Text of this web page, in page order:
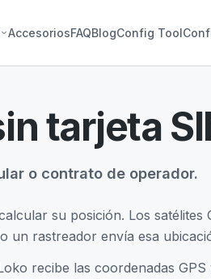
AccesoriosFAQBlogConfig Tool
tarjeta
o contrato de operador.
su posición. Los satélites
un rastreador envía esa
recibe las coordenadas